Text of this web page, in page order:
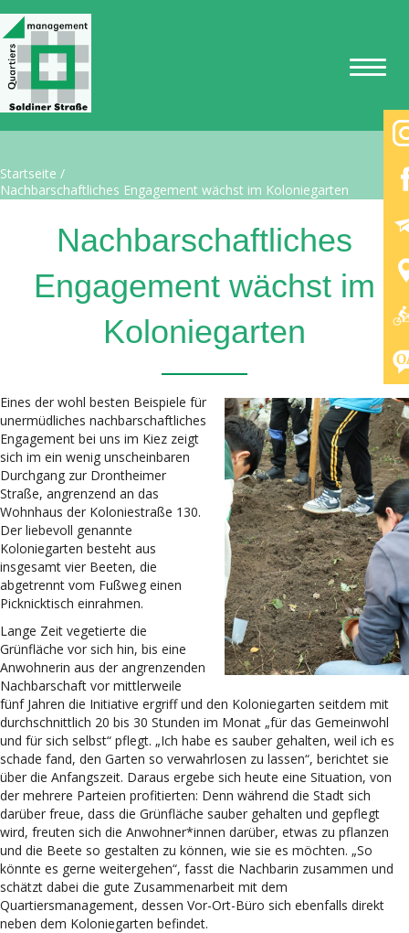
Startseite /
Nachbarschaftliches Engagement wächst im Koloniegarten
Nachbarschaftliches
Engagement wächst im
Koloniegarten
Eines der wohl besten Beispiele für
unermüdliches nachbarschaftliches
Engagement bei uns im Kiez zeigt
sich im ein wenig unscheinbaren
Durchgang zur Drontheimer
Straße, angrenzend an das
Wohnhaus der Koloniestraße 130.
Der liebevoll genannte
Koloniegarten besteht aus
insgesamt vier Beeten, die
abgetrennt vom Fußweg einen
Picknicktisch einrahmen.
Lange Zeit vegetierte die
Grünfläche vor sich hin, bis eine
Anwohnerin aus der angrenzenden
Nachbarschaft vor mittlerweile
fünf Jahren die Initiative ergriff und den Koloniegarten seitdem mit
durchschnittlich 20 bis 30 Stunden im Monat „für das Gemeinwohl
und für sich selbst“ pflegt. „Ich habe es sauber gehalten, weil ich es
schade fand, den Garten so verwahrlosen zu lassen“, berichtet sie
über die Anfangszeit. Daraus ergebe sich heute eine Situation, von
der mehrere Parteien profitierten: Denn während die Stadt sich
darüber freue, dass die Grünfläche sauber gehalten und gepflegt
wird, freuten sich die Anwohner*innen darüber, etwas zu pflanzen
und die Beete so gestalten zu können, wie sie es möchten. „So
könnte es gerne weitergehen“, fasst die Nachbarin zusammen und
schätzt dabei die gute Zusammenarbeit mit dem
Quartiersmanagement, dessen Vor-Ort-Büro sich ebenfalls direkt
neben dem Koloniegarten befindet.